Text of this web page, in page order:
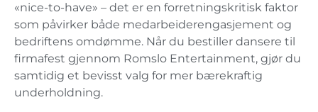
«nice-to-have» – det er en forretningskritisk faktor
som påvirker både medarbeiderengasjement og
bedriftens omdømme. Når du bestiller dansere til
firmafest gjennom Romslo Entertainment, gjør du
samtidig et bevisst valg for mer bærekraftig
underholdning.